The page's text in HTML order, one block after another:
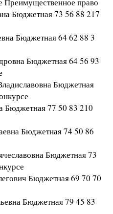
Бюджетная 73 56 88 217
Бюджетная 64 62 88 3
Бюджетная 64 56 93
Бюджетная
Бюджетная 77 50 83 210
Бюджетная 74 50 86
Бюджетная 73
Бюджетная 69 70 70
Бюджетная 79 45 83